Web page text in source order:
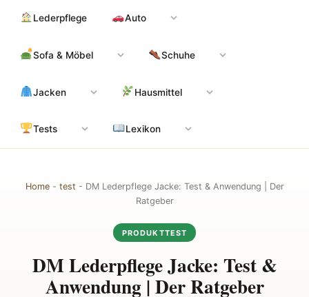
Inhalt
Lederpflege Auto
Sofa & Möbel Schuhe
Jacken Hausmittel
Tests Lexikon
Home- test - DM Lederpflege Jacke: Test & Anwendung | Der
Ratgeber
PRODUKTTEST
DM Lederpflege Jacke: Test &
Anwendung | Der Ratgeber